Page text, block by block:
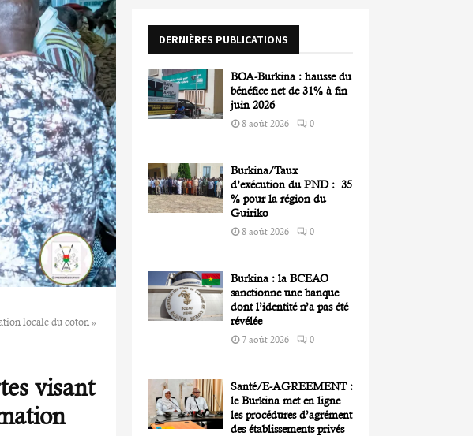
locale du coton »
visant
r
H
DERNIÈRES PUBLICATIONS
BOA-Burkina : hausse du
bénéfice net de 31% à fin
juin 2026
8 août 2026 0
Burkina/Taux
d’exécution du PND : 35
% pour la région du
Guiriko
8 août 2026 0
Burkina : la BCEAO
sanctionne une banque
dont l’identité n’a pas été
révélée
7 août 2026 0
Santé/E-AGREEMENT :
le Burkina met en ligne
les procédures d’agrément
des établissements privés